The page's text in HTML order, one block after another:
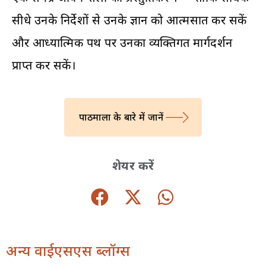
सीधे उनके निर्देशों से उनके ज्ञान को आत्मसात कर सकें
और आध्यात्मिक पथ पर उनका व्यक्तिगत मार्गदर्शन
प्राप्त कर सकें।
पाठमाला के बारे में जानें
शेयर करें
अन्य वाईएसएस ब्लॉग्स